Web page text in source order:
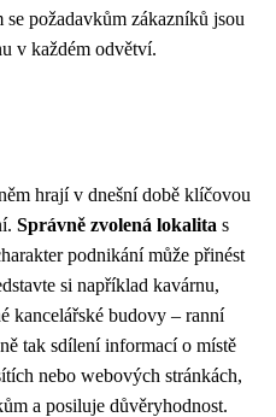
požadavkům zákazníků jsou
v každém odvětví.
hrají v dnešní době klíčovou
Správně zvolená lokalita s
podnikání může přinést
si například kavárnu,
kancelářské budovy – ranní
tak sdílení informací o místě
nebo webových stránkách,
a posiluje důvěryhodnost.